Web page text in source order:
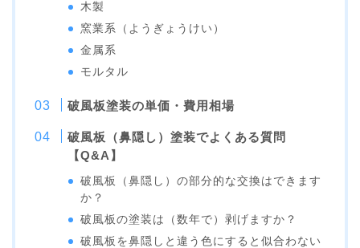
木製
窯業系（ようぎょうけい）
金属系
モルタル
破風板塗装の単価・費用相場
破風板（鼻隠し）塗装でよくある質問
【Q&A】
破風板（鼻隠し）の部分的な交換はできます
か？
破風板の塗装は（数年で）剥げますか？
破風板を鼻隠しと違う色にすると似合わない